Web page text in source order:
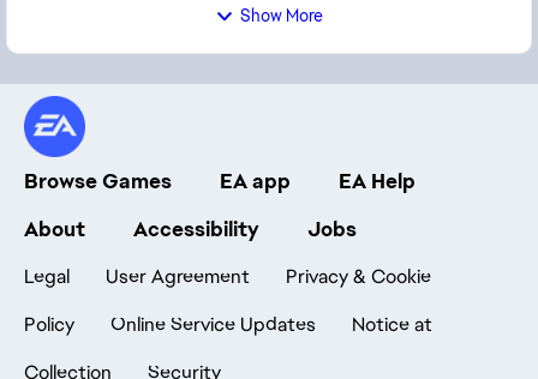
Show More
Browse Games EA app
EA Help
About
Accessibility Jobs
Legal User Agreement
Privacy & Cookie
Policy
Online Service Updates
Notice at
Collection
Security